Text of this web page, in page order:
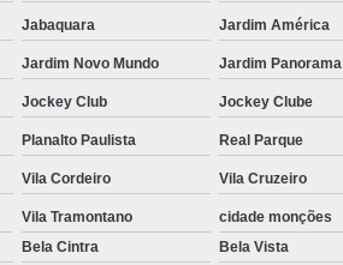
Jabaquara Jardim América
Jardim Novo Mundo Jardim Panorama
Jockey Club Jockey Clube
Planalto Paulista Real Parque
Vila Cordeiro Vila Cruzeiro
Vila Tramontano cidade monções
Bela Cintra Bela Vista